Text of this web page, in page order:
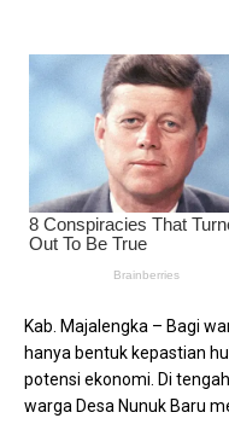
Kab. Majalengka – Bagi
hanya bentuk kepastian
potensi ekonomi. Di
warga Desa Nunuk Baru